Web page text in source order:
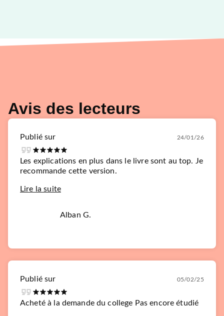
Avis des lecteurs
Publié sur 24/01/26
Les explications en plus dans le livre sont au top. Je
recommande cette version.
Lire la suite
Alban G.
Publié sur 05/02/25
Acheté à la demande du college Pas encore étudié